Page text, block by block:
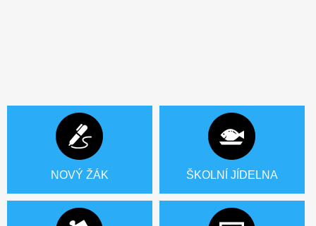
NOVÝ ŽÁK ŠKOLNÍ JÍDELNA